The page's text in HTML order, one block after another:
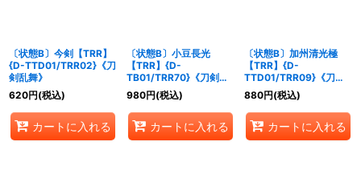
〔状態B〕今剣【TRR】
{D-TTD01/TRR02}《刀
剣乱舞》
620円(税込)
カートに入れる
〔状態B〕小豆長光
【TRR】{D-
TB01/TRR70}《刀剣乱
舞》
980円(税込)
カートに入れる
〔状態B〕加州清光極
【TRR】{D-
TTD01/TRR09}《刀剣
乱舞》
880円(税込)
カートに入れる